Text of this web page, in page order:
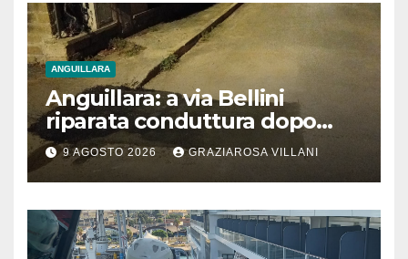
ANGUILLARA
Anguillara: a via Bellini
riparata conduttura dopo
segnalazione IdD
9 AGOSTO 2026 GRAZIAROSA VILLANI